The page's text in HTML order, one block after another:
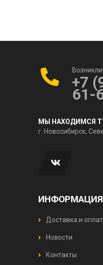
+7
61-
МЫ НАХОДИМСЯ
г. Новосибирск,
ИНФОРМАЦИЯ
Доставка и
Новости
Контакты